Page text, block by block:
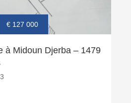
€ 127 000
à Midoun Djerba – 1479